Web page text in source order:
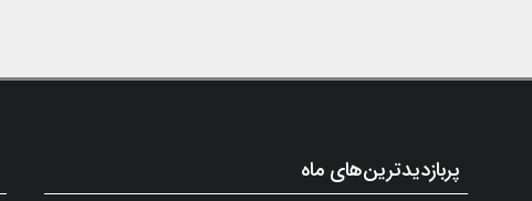
پربازدیدترین‌های ماه